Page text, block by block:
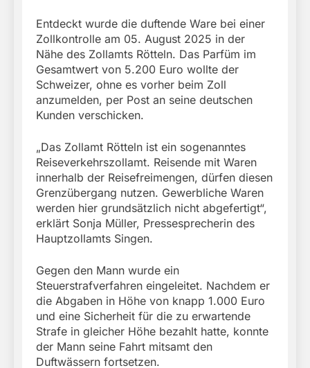
Entdeckt wurde die duftende Ware bei einer
Zollkontrolle am 05. August 2025 in der
Nähe des Zollamts Rötteln. Das Parfüm im
Gesamtwert von 5.200 Euro wollte der
Schweizer, ohne es vorher beim Zoll
anzumelden, per Post an seine deutschen
Kunden verschicken.
„Das Zollamt Rötteln ist ein sogenanntes
Reiseverkehrszollamt. Reisende mit Waren
innerhalb der Reisefreimengen, dürfen diesen
Grenzübergang nutzen. Gewerbliche Waren
werden hier grundsätzlich nicht abgefertigt“,
erklärt Sonja Müller, Pressesprecherin des
Hauptzollamts Singen.
Gegen den Mann wurde ein
Steuerstrafverfahren eingeleitet. Nachdem er
die Abgaben in Höhe von knapp 1.000 Euro
und eine Sicherheit für die zu erwartende
Strafe in gleicher Höhe bezahlt hatte, konnte
der Mann seine Fahrt mitsamt den
Duftwässern fortsetzen.